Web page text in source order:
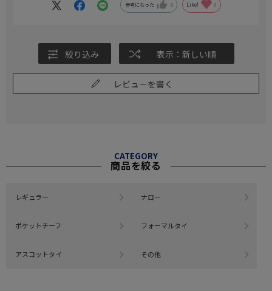
参考になった 0 Like! 0
絞り込み 表示：新しい順
レビューを書く
CATEGORY
商品を絞る
レギュラー ナロー
ポケットチーフ フォーマルタイ
アスコットタイ その他